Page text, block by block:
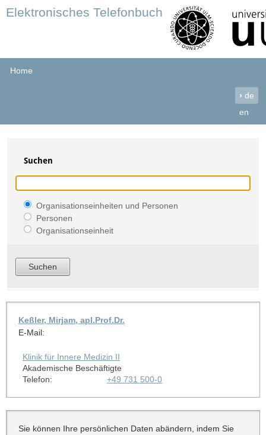
Elektronisches Telefonbuch
Home
› de
en
Suchen
Organisationseinheiten und Personen
Personen
Organisationseinheit
Keßler, Mirjam, apl.Prof.Dr.
E-Mail:
Klinik für Innere Medizin II
Akademische Beschäftigte
Telefon:
+49 731 500-0
Sie können Ihre persönlichen Daten abändern, indem Sie